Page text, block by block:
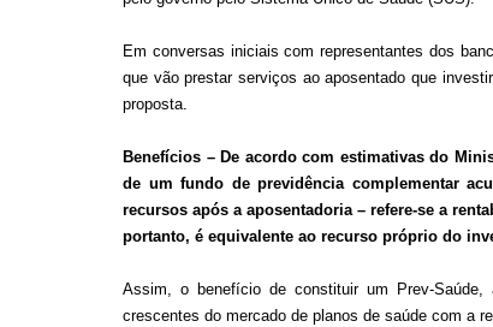
Em conversas iniciais com representantes dos
que vão prestar serviços ao aposentado que
proposta.
Benefícios – De acordo com estimativas do
de um fundo de previdência complementar
recursos após a aposentadoria – refere-se a
portanto, é equivalente ao recurso próprio do
Assim, o benefício de constituir um Prev-
crescentes do mercado de planos de saúde com a